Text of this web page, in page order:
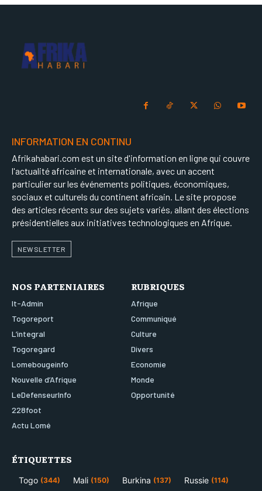
INFORMATION EN CONTINU
Afrikahabari.com est un site d'information en ligne qui couvre
l'actualité africaine et internationale, avec un accent
particulier sur les événements politiques, économiques,
sociaux et culturels du continent africain. Le site propose
des articles récents sur des sujets variés, allant des élections
présidentielles aux initiatives technologiques en Afrique.
NEWSLETTER
NOS PARTENIAIRES
It-Admin
Togoreport
L’integral
Togoregard
Lomebougeinfo
Nouvelle d’Afrique
LeDefenseurInfo
228foot
Actu Lomé
RUBRIQUES
Afrique
Communiqué
Culture
Divers
Economie
Monde
Opportunité
ÉTIQUETTES
Togo (344) Mali (150) Burkina (137) Russie (114)